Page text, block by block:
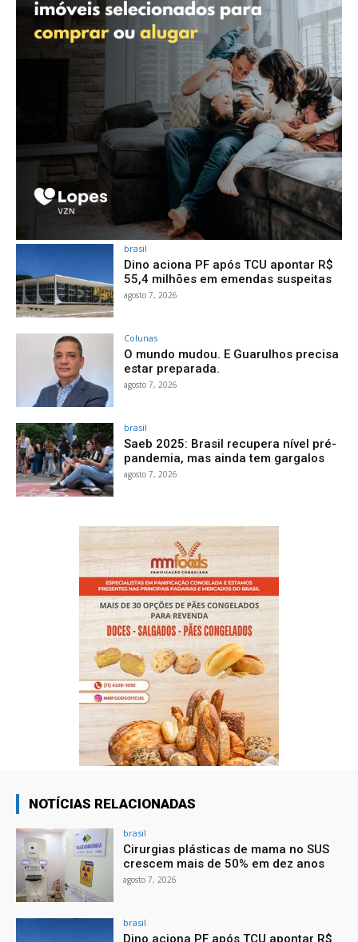
brasil
Dino aciona PF após TCU apontar R$
55,4 milhões em emendas suspeitas
agosto 7, 2026
Colunas
O mundo mudou. E Guarulhos precisa
estar preparada.
agosto 7, 2026
brasil
Saeb 2025: Brasil recupera nível pré-
pandemia, mas ainda tem gargalos
agosto 7, 2026
NOTÍCIAS RELACIONADAS
brasil
Cirurgias plásticas de mama no SUS
crescem mais de 50% em dez anos
agosto 7, 2026
brasil
Dino aciona PF após TCU apontar R$